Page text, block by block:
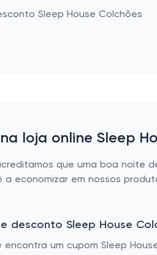
loja online Sleep
que uma boa noite
a economizar em nossos
desconto Sleep House
encontra um cupom Sleep